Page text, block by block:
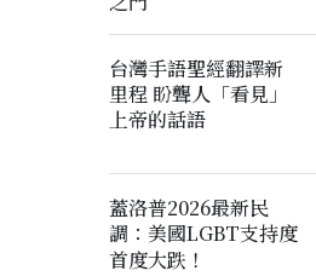
台灣手語聖經翻譯新
里程 盼聾人「看見」
上帝的話語
蓋洛普2026最新民
調：美國LGBT支持度
首度大跌！